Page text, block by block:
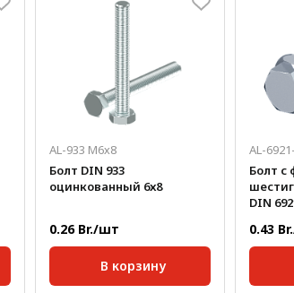
AL-933 M6х8
Болт DIN 933
оцинкованный 6х8
0.26 Br./шт
В корзину
AL-
Болт с
DIN
0.43